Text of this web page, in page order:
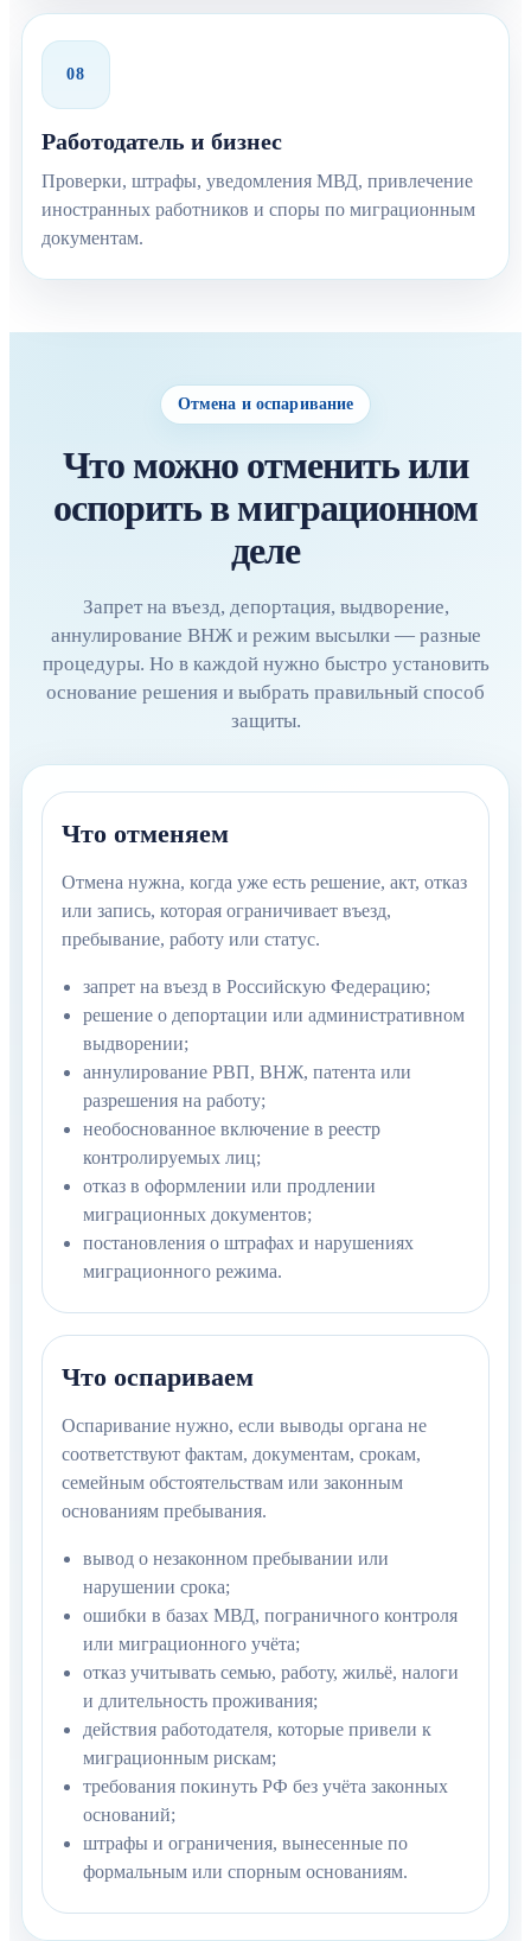
08
Работодатель и бизнес
Проверки, штрафы, уведомления МВД, привлечение
иностранных работников и споры по миграционным
документам.
Отмена и оспаривание
Что можно отменить или
оспорить в миграционном
деле
Запрет на въезд, депортация, выдворение,
аннулирование ВНЖ и режим высылки — разные
процедуры. Но в каждой нужно быстро установить
основание решения и выбрать правильный способ
защиты.
Что отменяем
Отмена нужна, когда уже есть решение, акт, отказ
или запись, которая ограничивает въезд,
пребывание, работу или статус.
запрет на въезд в Российскую Федерацию;
решение о депортации или административном
выдворении;
аннулирование РВП, ВНЖ, патента или
разрешения на работу;
необоснованное включение в реестр
контролируемых лиц;
отказ в оформлении или продлении
миграционных документов;
постановления о штрафах и нарушениях
миграционного режима.
Что оспариваем
Оспаривание нужно, если выводы органа не
соответствуют фактам, документам, срокам,
семейным обстоятельствам или законным
основаниям пребывания.
вывод о незаконном пребывании или
нарушении срока;
ошибки в базах МВД, пограничного контроля
или миграционного учёта;
отказ учитывать семью, работу, жильё, налоги
и длительность проживания;
действия работодателя, которые привели к
миграционным рискам;
требования покинуть РФ без учёта законных
оснований;
штрафы и ограничения, вынесенные по
формальным или спорным основаниям.